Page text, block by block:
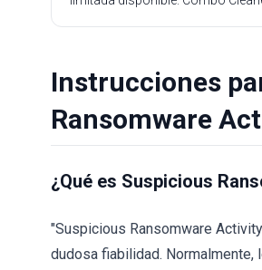
Instrucciones
Ransomware
¿Qué es Suspicious
"Suspicious Ransomware
dudosa fiabilidad.